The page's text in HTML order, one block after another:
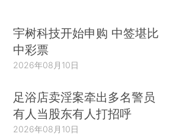
宇树科技开始申购 中签堪比
中彩票
2026年08月10日
足浴店卖淫案牵出多名警员
有人当股东有人打招呼
2026年08月10日